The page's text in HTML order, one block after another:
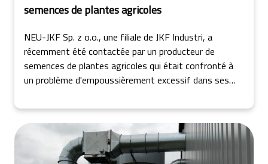
semences de plantes agricoles
NEU-JKF Sp. z o.o., une filiale de JKF Industri, a
récemment été contactée par un producteur de
semences de plantes agricoles qui était confronté à
un problème d'empoussièrement excessif dans ses